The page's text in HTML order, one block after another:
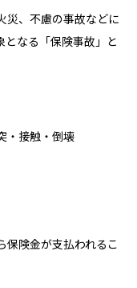
災、不慮の事故などに
となる「保険事故」と
・接触・倒壊
保険金が支払われるこ